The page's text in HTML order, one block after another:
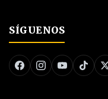
SÍGUENOS